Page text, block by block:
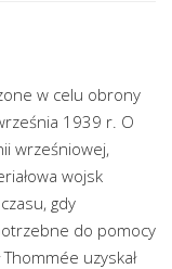
w celu obrony
1939 r. O
wrześniowej,
wojsk
gdy
do pomocy
uzyskał